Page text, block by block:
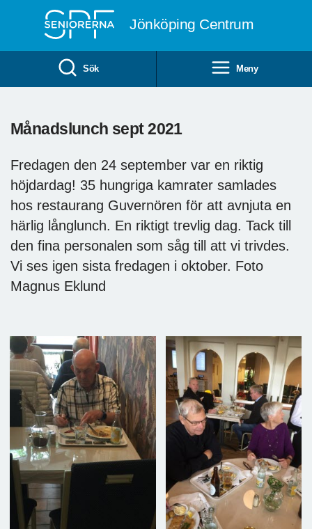
Jönköping Centrum
Sök Meny
Månadslunch sept 2021
Fredagen den 24 september var en riktig
höjdardag! 35 hungriga kamrater samlades
hos restaurang Guvernören för att avnjuta en
härlig långlunch. En riktigt trevlig dag. Tack till
den fina personalen som såg till att vi trivdes.
Vi ses igen sista fredagen i oktober. Foto
Magnus Eklund